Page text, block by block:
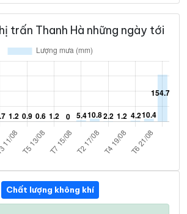
trấn Thanh Hà những ngày tới
Chất lượng không khí